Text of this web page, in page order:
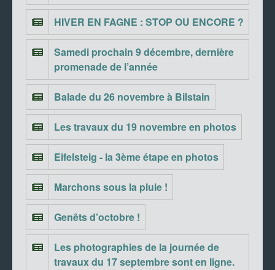
HIVER EN FAGNE : STOP OU ENCORE ?
Samedi prochain 9 décembre, dernière
promenade de l’année
Balade du 26 novembre à Bilstain
Les travaux du 19 novembre en photos
Eifelsteig - la 3ème étape en photos
Marchons sous la pluie !
Genêts d’octobre !
Les photographies de la journée de
travaux du 17 septembre sont en ligne.